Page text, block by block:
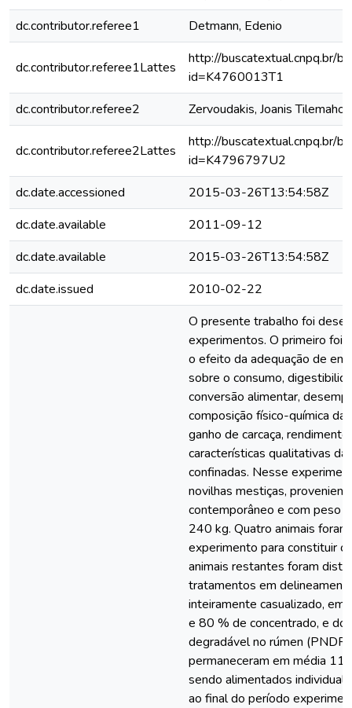
dc.contributor.referee1
Detmann, Edenio
dc.contributor.referee1Lattes
http://buscatextual.cnpq.br/
id=K4760013T1
dc.contributor.referee2
Zervoudakis, Joanis Tilemahos
dc.contributor.referee2Lattes
http://buscatextual.cnpq.br/
id=K4796797U2
dc.date.accessioned
2015-03-26T13:54:58Z
dc.date.available
2011-09-12
dc.date.available
2015-03-26T13:54:58Z
dc.date.issued
2010-02-22
O presente trabalho foi
experimentos. O primeiro foi
o efeito da adequação de
sobre o consumo,
conversão alimentar,
composição físico-química da
ganho de carcaça,
características qualitativas da
confinadas. Nesse
novilhas mestiças,
contemporâneo e com peso
240 kg. Quatro animais
experimento para constituir
animais restantes foram
tratamentos em
inteiramente casualizado,
e 80 % de concentrado, e
degradável no rúmen
permaneceram em média
sendo alimentados
ao final do período